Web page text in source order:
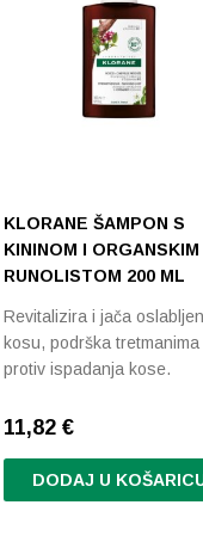
KLORANE ŠAMPON S
KININOM I ORGANSKIM
RUNOLISTOM 200 ML
Revitalizira i jača
kosu, podrška tretmanima
protiv ispadanja kose.
11,82 €
DODAJ U